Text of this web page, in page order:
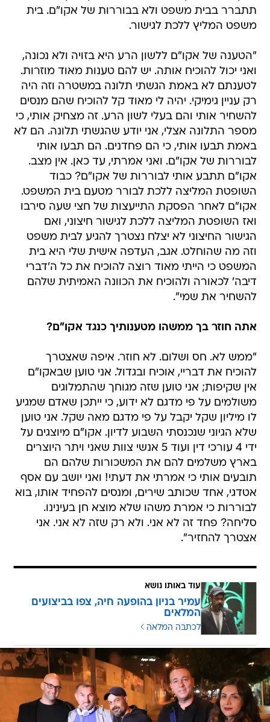
תתברר בבית משפט ולא בבוררות של אקו"ם. בית
משפט המליץ ללכת לגישור.
"הטענה של אקו"ם ללשון הרע היא בזויה ולא נכונה,
ואני יכול להוכיח אותה. יש להם טענות מאוד מוזרות.
לטענתם לא באמת הגשתי תלונה במשטרה וזה היה
רק עניין גימיקי. יהיה לי מאוד קל להוכיח שהם מנסים
להשחיר אותי והם בעלי לשון הרע. זה מצחיק אותי, כי
מספר התלונה אצלי, אני יודע שהגשתי תלונה. הם לא
באמת תבעו אותי, כי הם פחדנים. הם תבעו אותי
לבוררות של אקו"ם. ואני אמרתי, עד כאן. אין מצב.
אקו"ם תתבע אותי לבוררות של אקו"ם? כבוד
השופטת המליצה ללכת לבורר מטעם בית המשפט.
אקו"ם לאחר הפסקת התייעצות של חצי שעה סירבו
ואז השופטת המליצה ללכת לגישור חיצוני, ואם
הגישור החיצוני לא יצלח נצטרך להגיע לבית משפט
וזה מה שהוחלט. אגב, העדפה אישית שלי היא בית
המשפט כי הייתי מאוד רוצה להוכיח את כל ה'דברי
דיבה' לכאורה ולהוכיח את הכוונה האמיתית שלהם
להשחיר את שמי".
אתה חוזר בך ממשהו מטענותיך כנגד אקו"ם?
"ממש לא. חס ושלום. לא חוזר. איפה שאצטרך
להוכיח את דבריי, אוכיח ובגדול. אני טוען שבאקו"ם
אין שקיפות; אני טוען שזה מגוחך שהתמלוגים
משולמים על פי מדגם לא ידוע, כי ייתכן שאדם שמגיע
לו מיליון שקל יקבל על פי מדגם מאה שקל. אני טוען
שלא הגיוני שנכנסתי השבוע לדיון. אקו"ם מיוצגים על
ידי 4 עורכי דין ועוד 5 אנשי צוות שאני ויתר היוצרים
בארץ משלמים להם את המשכורות שלהם הם
תובעים אותי כי אמרתי את דעתי! ואני יושב עם אסף
אטדגי, אחד שכותב שירים, ומנסים להפחיד אותו, בוא
לבוררות כי אמרת משהו שלא מוצא חן בעינינו.
סליחה? פחד זה לא אני. ולא רק שזה לא אני. אני
אצטרך להחזיר".
עוד באותו נושא
עמיר בניון בהופעה חיה, צפו בביצועים
המלאים
לכתבה המלאה